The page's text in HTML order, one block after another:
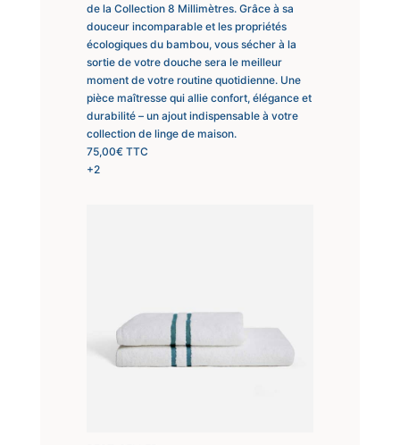
de la Collection 8 Millimètres. Grâce à sa
douceur incomparable et les propriétés
écologiques du bambou, vous sécher à la
sortie de votre douche sera le meilleur
moment de votre routine quotidienne. Une
pièce maîtresse qui allie confort, élégance et
durabilité – un ajout indispensable à votre
collection de linge de maison.
75,00€ TTC
+2